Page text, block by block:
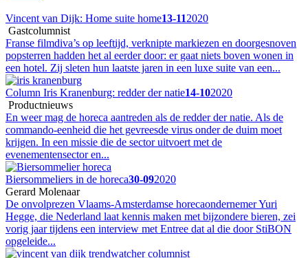
Vincent van Dijk: Home suite home13-112020
Gastcolumnist
Franse filmdiva’s op leeftijd, verknipte markiezen en doorgesnoven
popsterren hadden het al eerder door: er gaat niets boven wonen in
een hotel. Zij sleten hun laatste jaren in een luxe suite van een...
Column Iris Kranenburg: redder der natie14-102020
Productnieuws
En weer mag de horeca aantreden als de redder der natie. Als de
commando-eenheid die het gevreesde virus onder de duim moet
krijgen. In een missie die de sector uitvoert met de
evenementensector en...
Biersommeliers in de horeca30-092020
Gerard Molenaar
De onvolprezen Vlaams-Amsterdamse horecaondernemer Yuri
Hegge, die Nederland laat kennis maken met bijzondere bieren, zei
vorig jaar tijdens een interview met Entree dat al die door StiBON
opgeleide...